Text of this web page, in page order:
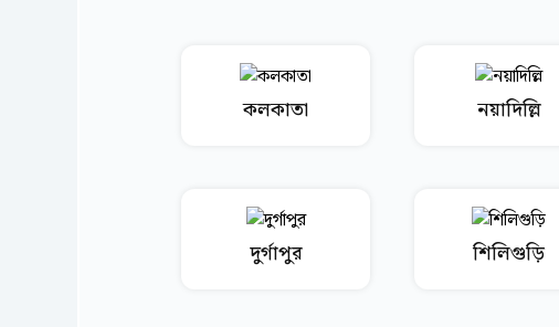
কলকাতা নয়াদিল্লি
দুর্গাপুর শিলিগুড়ি